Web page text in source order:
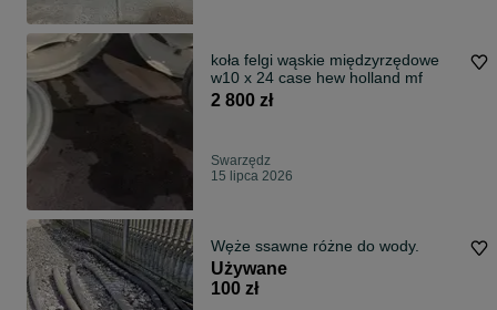
koła felgi wąskie międzyrzędowe
w10 x 24 case hew holland mf
2 800 zł
Swarzędz
15 lipca 2026
Węże ssawne różne do wody.
Używane
100 zł